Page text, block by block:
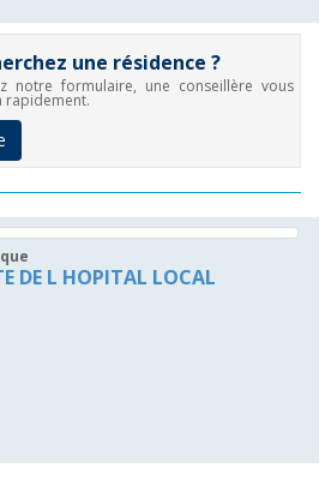
une résidence ?
notre formulaire, une conseillère vous
rapidement.
DE L HOPITAL LOCAL